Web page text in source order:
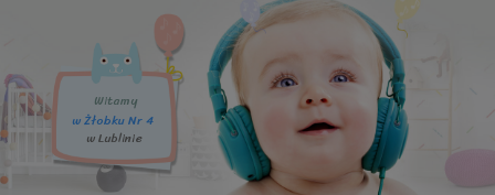
Witamy
w Żłobku Nr 4
w Lublinie